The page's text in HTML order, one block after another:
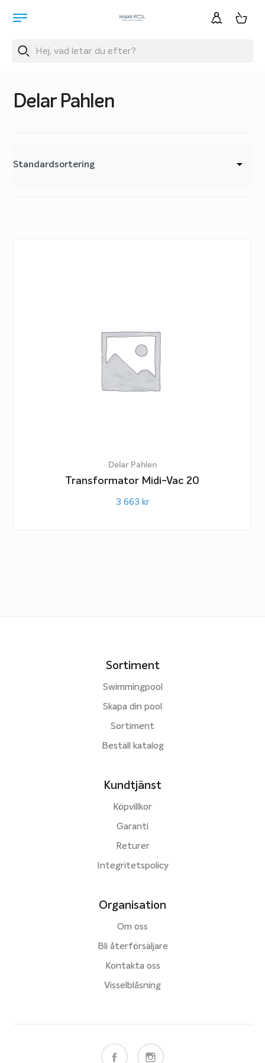
Delar Pahlen
Delar Pahlen
Transformator Midi-Vac 20
3 663 kr
Sortiment
Swimmingpool
Skapa din pool
Sortiment
Beställ katalog
Kundtjänst
Köpvillkor
Garanti
Returer
Integritetspolicy
Organisation
Om oss
Bli återförsäljare
Kontakta oss
Visselblåsning